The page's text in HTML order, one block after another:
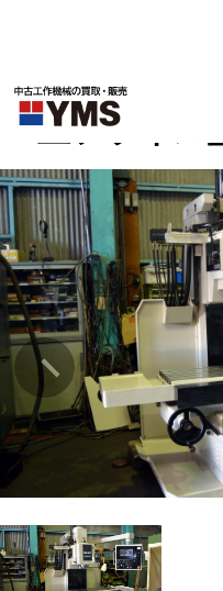
汎用フライス盤
#4立フライス盤